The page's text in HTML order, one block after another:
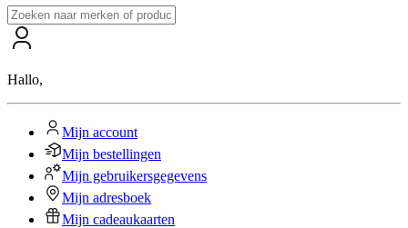
Hallo,
Mijn account
Mijn bestellingen
Mijn gebruikersgegevens
Mijn adresboek
Mijn cadeaukaarten